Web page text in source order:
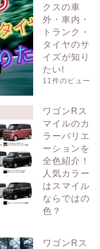
クスの車
外・車内・
トランク・
タイヤのサ
イズが知り
たい!
11件のビュー
ワゴンRス
マイルのカ
ラーバリエ
ーションを
全色紹介！
人気カラー
はスマイル
ならではの
色？
ワゴンRス